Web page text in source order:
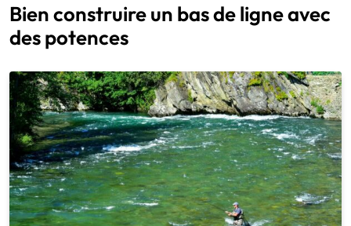
Bien construire un bas de ligne avec
des potences